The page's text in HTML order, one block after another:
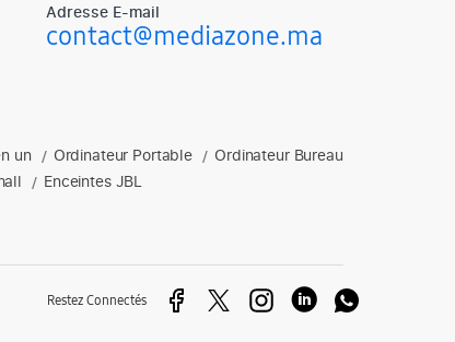
Adresse E-mail
contact@mediazone.ma
gaming, enceintes et plus.
un / Ordinateur Portable / Ordinateur Bureau
/ Enceintes JBL
Restez Connectés